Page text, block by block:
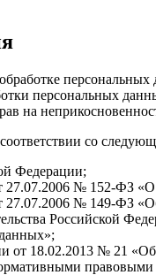
персональных
на
со
Федерации;
27.07.2006 № 152-ФЗ
27.07.2006 № 149-ФЗ
Российской
18.02.2013 № 21 «Об
правовыми